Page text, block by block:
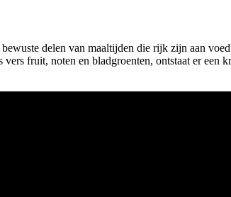
delen van maaltijden die rijk zijn aan
fruit, noten en bladgroenten, ontstaat er een